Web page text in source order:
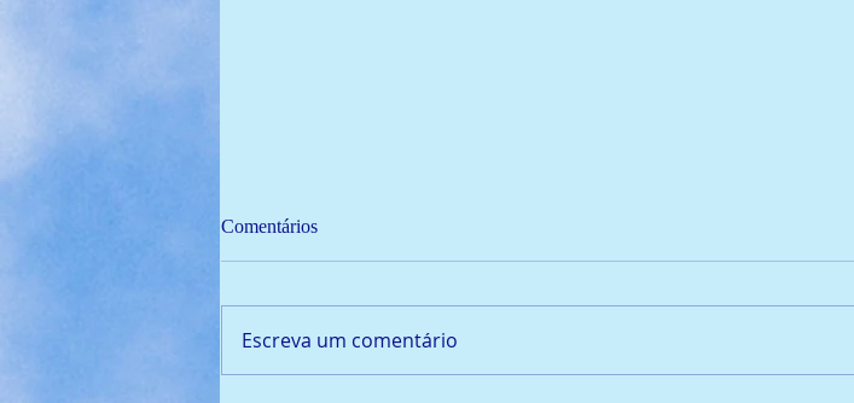
Vice Campeãs de
Comentários
Escreva um comentário